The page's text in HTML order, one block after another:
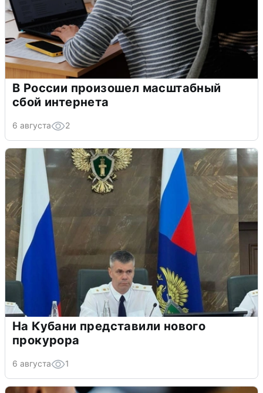
В России произошел масштабный
сбой интернета
6 августа 2
На Кубани представили нового
прокурора
6 августа 1